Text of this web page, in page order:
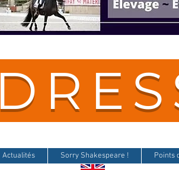
Actualités Sorry Shakespeare ! Points